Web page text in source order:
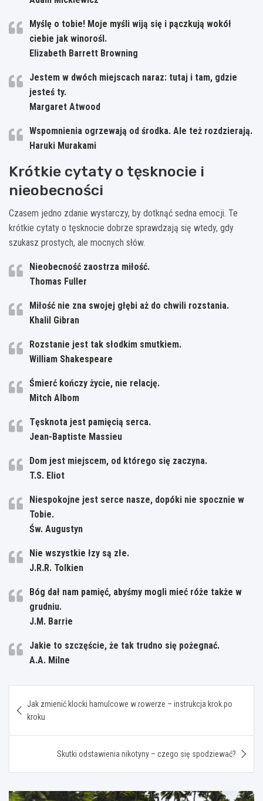
Myślę o tobie! Moje myśli wiją się i pączkują wokół
ciebie jak winorośl.
Elizabeth Barrett Browning
Jestem w dwóch miejscach naraz: tutaj i tam, gdzie
jesteś ty.
Margaret Atwood
Wspomnienia ogrzewają od środka. Ale też rozdzierają.
Haruki Murakami
Krótkie cytaty o tęsknocie i
nieobecności
Czasem jedno zdanie wystarczy, by dotknąć sedna emocji. Te
krótkie cytaty o tęsknocie dobrze sprawdzają się wtedy, gdy
szukasz prostych, ale mocnych słów.
Nieobecność zaostrza miłość.
Thomas Fuller
Miłość nie zna swojej głębi aż do chwili rozstania.
Khalil Gibran
Rozstanie jest tak słodkim smutkiem.
William Shakespeare
Śmierć kończy życie, nie relację.
Mitch Albom
Tęsknota jest pamięcią serca.
Jean-Baptiste Massieu
Dom jest miejscem, od którego się zaczyna.
T.S. Eliot
Niespokojne jest serce nasze, dopóki nie spocznie w
Tobie.
Św. Augustyn
Nie wszystkie łzy są złe.
J.R.R. Tolkien
Bóg dał nam pamięć, abyśmy mogli mieć róże także w
grudniu.
J.M. Barrie
Jakie to szczęście, że tak trudno się pożegnać.
A.A. Milne
wpisu
Jak zmienić klocki hamulcowe w rowerze – instrukcja krok po
kroku
Skutki odstawienia nikotyny – czego się spodziewać?